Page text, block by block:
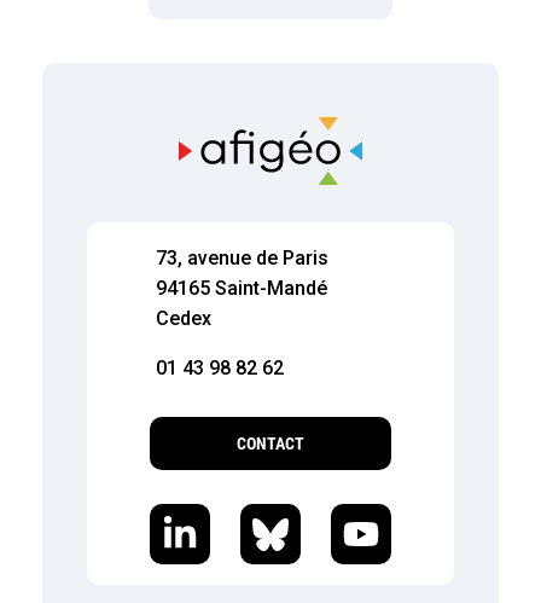
73, avenue de Paris
94165 Saint-Mandé
Cedex
01 43 98 82 62
CONTACT